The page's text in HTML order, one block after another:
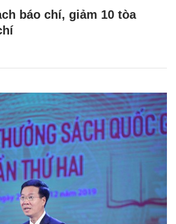
báo chí, giảm 10 tòa